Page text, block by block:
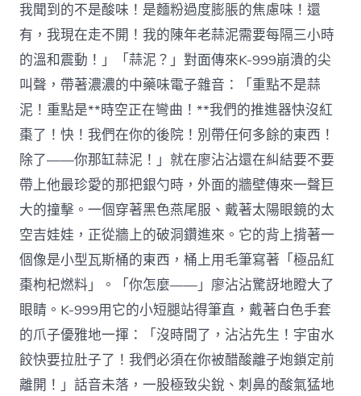
我聞到的不是酸味！是麵粉過度膨脹的焦慮味！還
有，我現在走不開！我的陳年老蒜泥需要每隔三小時
的溫和震動！」「蒜泥？」對面傳來K-999崩潰的尖
叫聲，帶著濃濃的中藥味電子雜音：「重點不是蒜
泥！重點是**時空正在彎曲！**我們的推進器快沒紅
棗了！快！我們在你的後院！別帶任何多餘的東西！
除了——你那缸蒜泥！」就在廖沾沾還在糾結要不要
帶上他最珍愛的那把銀勺時，外面的牆壁傳來一聲巨
大的撞擊。一個穿著黑色燕尾服、戴著太陽眼鏡的太
空吉娃娃，正從牆上的破洞鑽進來。它的背上揹著一
個像是小型瓦斯桶的東西，桶上用毛筆寫著「極品紅
棗枸杞燃料」。「你怎麼——」廖沾沾驚訝地瞪大了
眼睛。K-999用它的小短腿站得筆直，戴著白色手套
的爪子優雅地一揮：「沒時間了，沾沾先生！宇宙水
餃快要拉肚子了！我們必須在你被醋酸離子炮鎖定前
離開！」話音未落，一股極致尖銳、刺鼻的酸氣猛地